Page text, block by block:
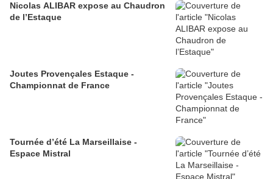
Nicolas ALIBAR expose au Chaudron
de l’Estaque
Joutes Provençales Estaque -
Championnat de France
Tournée d’été La Marseillaise -
Espace Mistral